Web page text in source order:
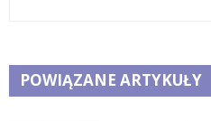
POWIĄZANE ARTYKUŁY